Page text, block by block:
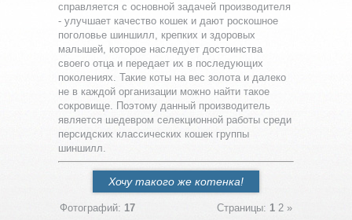
справляется с основной задачей производителя
- улучшает качество кошек и дают роскошное
поголовье шиншилл, крепких и здоровых
малышей, которое наследует достоинства
своего отца и передает их в последующих
поколениях. Такие коты на вес золота и далеко
не в каждой организации можно найти такое
сокровище. Поэтому данный производитель
является шедевром селекционной работы среди
персидских классических кошек группы
шиншилл.
Хочу такого же котенка!
Фотографий: 17 Страницы: 1 2 »